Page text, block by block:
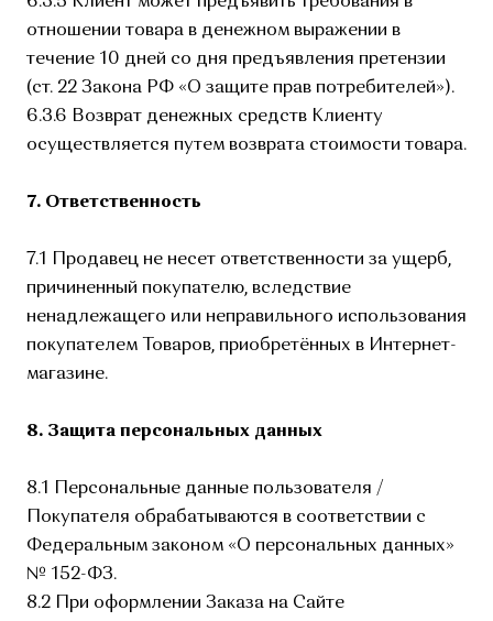
отношении товара в денежном выражении в
течение 10 дней со дня предъявления претензии
(ст. 22 Закона РФ «О защите прав потребителей»).
6.3.6 Возврат денежных средств Клиенту
осуществляется путем возврата стоимости товара.
7. Ответственность
7.1 Продавец не несет ответственности за ущерб,
причиненный покупателю, вследствие
ненадлежащего или неправильного использования
покупателем Товаров, приобретённых в Интернет-
магазине.
8. Защита персональных данных
8.1 Персональные данные пользователя /
Покупателя обрабатываются в соответствии с
Федеральным законом «О персональных данных»
№ 152-ФЗ.
8.2 При оформлении Заказа на Сайте